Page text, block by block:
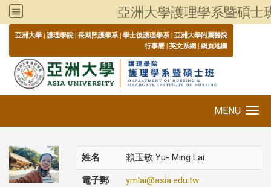
亞洲大學護理學系暨碩士
亞洲大學 | 護理學院 | 長期照護學系 | 學士後護理學系 | 亞洲大學附屬醫院
行事曆 | 英文系網 | 網頁地圖
MENU
姓名 賴玉敏 Yu- Ming Lai
電子郵
ymlai@asia.edu.tw